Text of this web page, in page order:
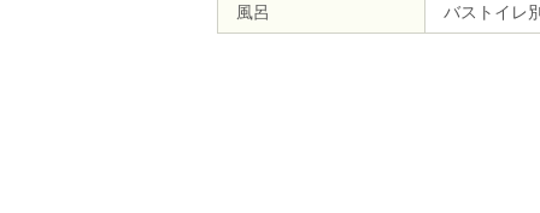
風呂 バストイレ